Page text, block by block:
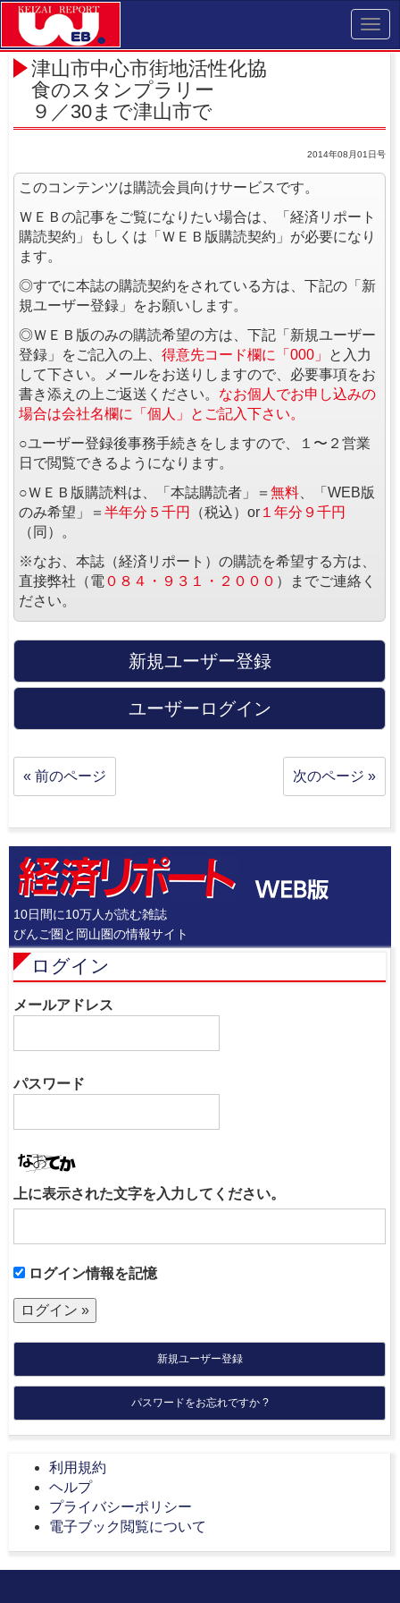
津山市中心市街地活性化協
食のスタンプラリー
９／30まで津山市で
2014年08月01日号
このコンテンツは購読会員向けサービスです。
ＷＥＢの記事をご覧になりたい場合は、「経済リポート
購読契約」もしくは「ＷＥＢ版購読契約」が必要になり
ます。
◎すでに本誌の購読契約をされている方は、下記の「新
規ユーザー登録」をお願いします。
◎ＷＥＢ版のみの購読希望の方は、下記「新規ユーザー
登録」をご記入の上、 得意先コード欄に「000」
と入力
して下さい。メールをお送りしますので、必要事項をお
書き添えの上ご返送ください。 なお個人でお申し込みの
場合は会社名欄に「個人」とご記入下さい。
○ユーザー登録後事務手続きをしますので、１〜２営業
日で閲覧できるようになります。
○ＷＥＢ版購読料は、「本誌購読者」＝ 無料 、「WEB版
のみ希望」＝ 半年分５千円 （税込）or １年分９千円
（同）。
※なお、本誌（経済リポート）の購読を希望する方は、
直接弊社（電 ０８４・９３１・２０００ ）までご連絡く
ださい。
新規ユーザー登録
ユーザーログイン
« 前のページ 次のページ »
10日間に10万人が読む雑誌
びんご圏と岡山圏の情報サイト
ログイン
メールアドレス
パスワード
上に表示された文字を入力してください。
ログイン情報を記憶
新規ユーザー登録
パスワードをお忘れですか ?
利用規約
ヘルプ
プライバシーポリシー
電子ブック閲覧について